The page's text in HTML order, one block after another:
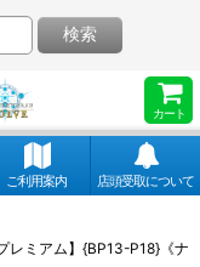
カート
検索
ご利用案内 店頭受取について
レミアム】{BP13-P18}《ナ